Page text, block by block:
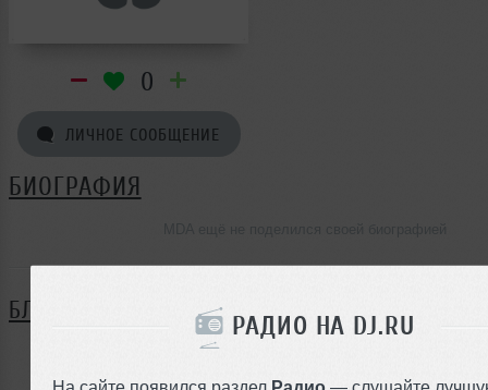
РАДИО НА DJ.RU
На сайте появился раздел Радио — слушайте
0
ЛИЧНОЕ СООБЩЕНИЕ
БИОГРАФИЯ
БЛОГ